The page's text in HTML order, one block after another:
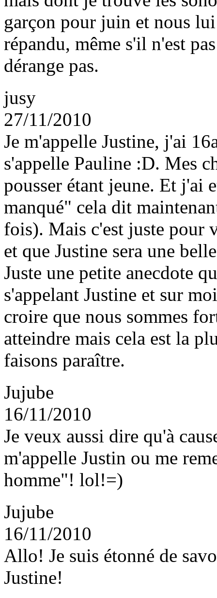
garçon pour juin et nous
répandu, même s'il n'est
dérange pas.
jusy
27/11/2010
Je m'appelle Justine, j'ai
s'appelle Pauline :D. Mes
pousser étant jeune. Et j'ai
manqué" cela dit
fois). Mais c'est juste pour
et que Justine sera une
Juste une petite anecdote
s'appelant Justine et sur
croire que nous sommes
atteindre mais cela est la
faisons paraître.
Jujube
16/11/2010
Je veux aussi dire qu'à
m'appelle Justin ou me
homme"! lol!=)
Jujube
16/11/2010
Allo! Je suis étonné de
Justine!